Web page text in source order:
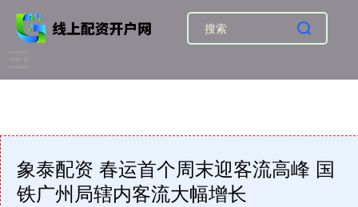
象泰配资 春运首个周末迎客流高峰 国
铁广州局辖内客流大幅增长